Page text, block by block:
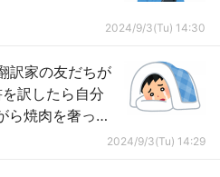
2024/9/3(Tu) 14:30
訳家の友だちが
訳したら自分
ら焼肉を奢って
2024/9/3(Tu) 14:29